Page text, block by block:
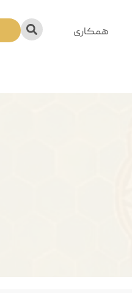
همکاری